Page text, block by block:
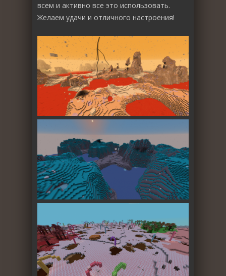
всем и активно все это использовать.
Желаем удачи и отличного настроения!